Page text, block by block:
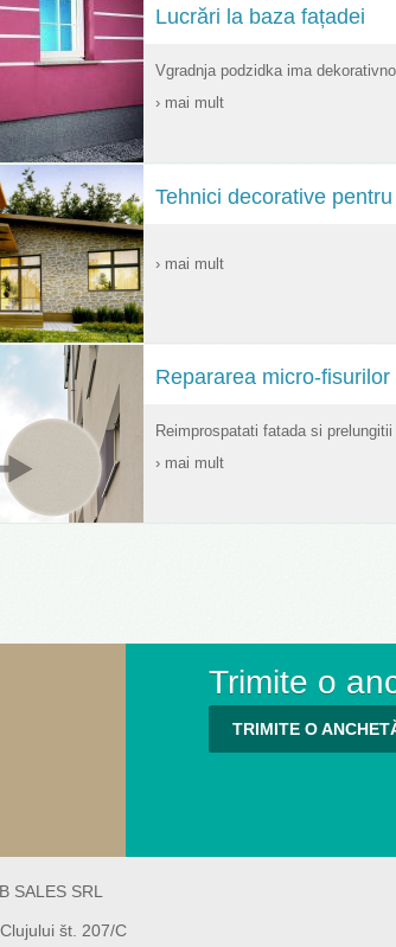
Lucrări la baza fațadei
Vgradnja podzidka ima
› mai mult
Tehnici decorative
› mai mult
Repararea micro-fisurilor
Reimprospatati fatada si
› mai mult
Trimite o
TRIMITE O
SALES SRL
št. 207/C